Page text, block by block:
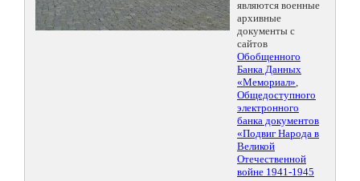
являются военные
архивные
документы с
сайтов
Обобщенного
Банка Данных
«Мемориал»,
Общедоступного
электронного
банка документов
«Подвиг Народа в
Великой
Отечественной
войне 1941-1945